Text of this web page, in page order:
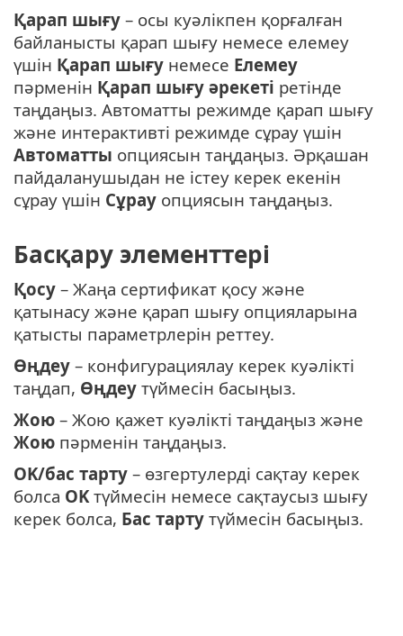
Қарап шығу – осы куәлікпен қорғалған
байланысты қарап шығу немесе елемеу
үшін Қарап шығу немесе Елемеу
пәрменін Қарап шығу әрекеті ретінде
таңдаңыз. Автоматты режимде қарап шығу
және интерактивті режимде сұрау үшін
Автоматты опциясын таңдаңыз. Әрқашан
пайдаланушыдан не істеу керек екенін
сұрау үшін Сұрау опциясын таңдаңыз.
Басқару элементтері
Қосу – Жаңа сертификат қосу және
қатынасу және қарап шығу опцияларына
қатысты параметрлерін реттеу.
Өңдеу – конфигурациялау керек куәлікті
таңдап, Өңдеу түймесін басыңыз.
Жою – Жою қажет куәлікті таңдаңыз және
Жою пәрменін таңдаңыз.
OK/бас тарту – өзгертулерді сақтау керек
болса OKтүймесін немесе сақтаусыз шығу
керек болса, Бас тарту түймесін басыңыз.